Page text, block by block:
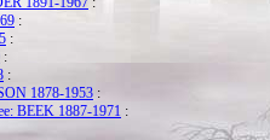
:
:
:
:
1878-1953 :
BEEK 1887-1971 :